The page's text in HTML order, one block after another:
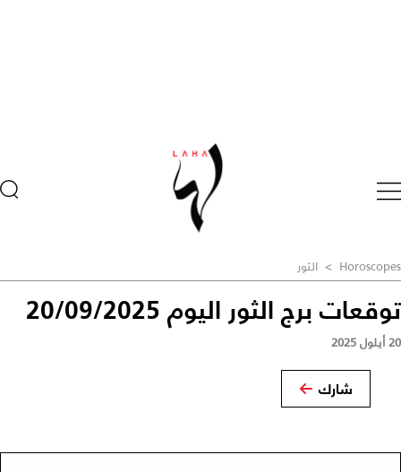
Horoscopes
> الثور
توقعات برج الثور اليوم 20/09/2025
20 أيلول 2025
شارك